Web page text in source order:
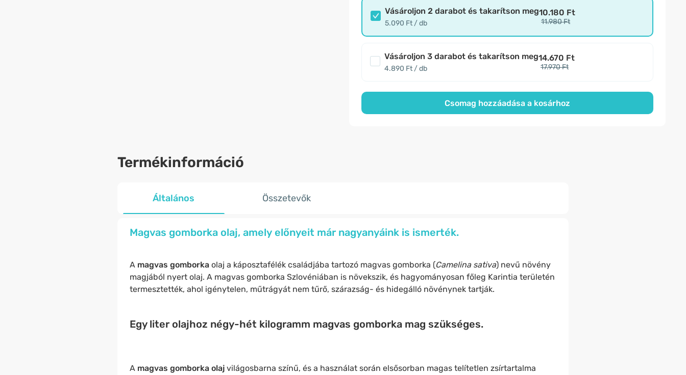
Vásároljon 2 darabot és takarítson meg
5.090 Ft / db
10.180 Ft
11.980 Ft
Vásároljon 3 darabot és takarítson meg
4.890 Ft / db
14.670 Ft
17.970 Ft
Csomag hozzáadása a kosárhoz
Termékinformáció
Általános Összetevők
Magvas gomborka olaj, amely előnyeit már nagyanyáink is ismerték.
A magvas gomborka olaj a káposztafélék családjába tartozó magvas gomborka (Camelina sativa) nevű növény
magjából nyert olaj. A magvas gomborka Szlovéniában is növekszik, és hagyományosan főleg Karintia területén
termesztették, ahol igénytelen, műtrágyát nem tűrő, szárazság- és hidegálló növénynek tartják.
Egy liter olajhoz négy-hét kilogramm magvas gomborka mag szükséges.
A magvas gomborka olaj világosbarna színű, és a használat során elsősorban magas telítetlen zsírtartalma